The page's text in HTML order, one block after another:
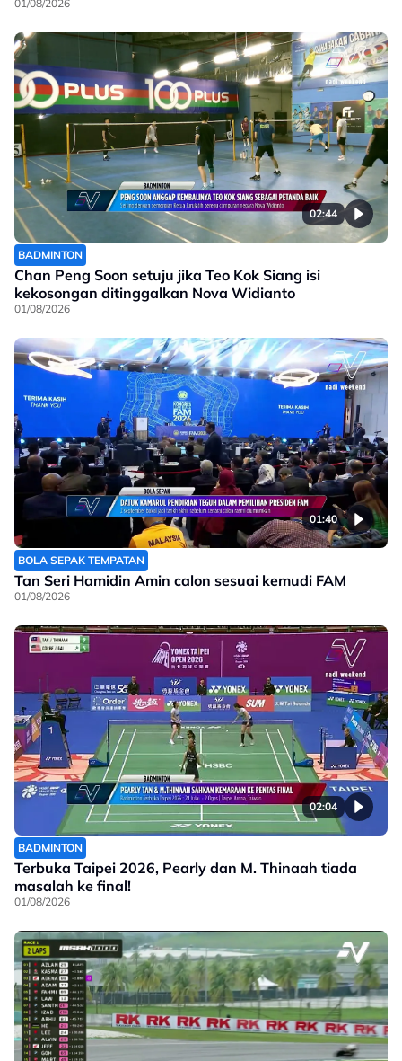
01/08/2026
02:44
BADMINTON
Chan Peng Soon setuju jika Teo Kok Siang isi
kekosongan ditinggalkan Nova Widianto
01/08/2026
01:40
BOLA SEPAK TEMPATAN
Tan Seri Hamidin Amin calon sesuai kemudi FAM
01/08/2026
02:04
BADMINTON
Terbuka Taipei 2026, Pearly dan M. Thinaah tiada
masalah ke final!
01/08/2026